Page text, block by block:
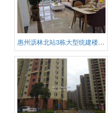
惠州沥林北站3栋大型统建楼《站